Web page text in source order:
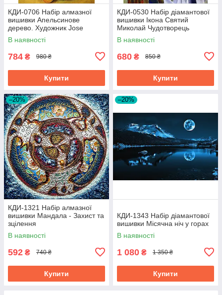
КДИ-0706 Набір алмазної
вишивки Апельсинове
дерево. Художник Jоse
Escofet
В наявності
784 ₴ 980 ₴
Купити
КДИ-0530 Набір діамантової
вишивки Ікона Святий
Миколай Чудотворець
В наявності
680 ₴ 850 ₴
Купити
–20%
КДИ-1321 Набір алмазної
вишивки Мандала - Захист та
зцілення
В наявності
592 ₴ 740 ₴
Купити
–20%
КДИ-1343 Набір діамантової
вишивки Місячна ніч у горах
В наявності
1 080 ₴ 1 350 ₴
Купити